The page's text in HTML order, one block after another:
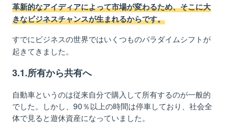
革新的なアイディアによって市場が変わるため、そこに大
きなビジネスチャンスが生まれるからです。
すでにビジネスの世界ではいくつものパラダイムシフトが
起きてきました。
3.1.所有から共有へ
自動車というのは従来自分で購入して所有するのが一般的
でした。しかし、90％以上の時間は停車しており、社会全
体で見ると遊休資産になっていました。